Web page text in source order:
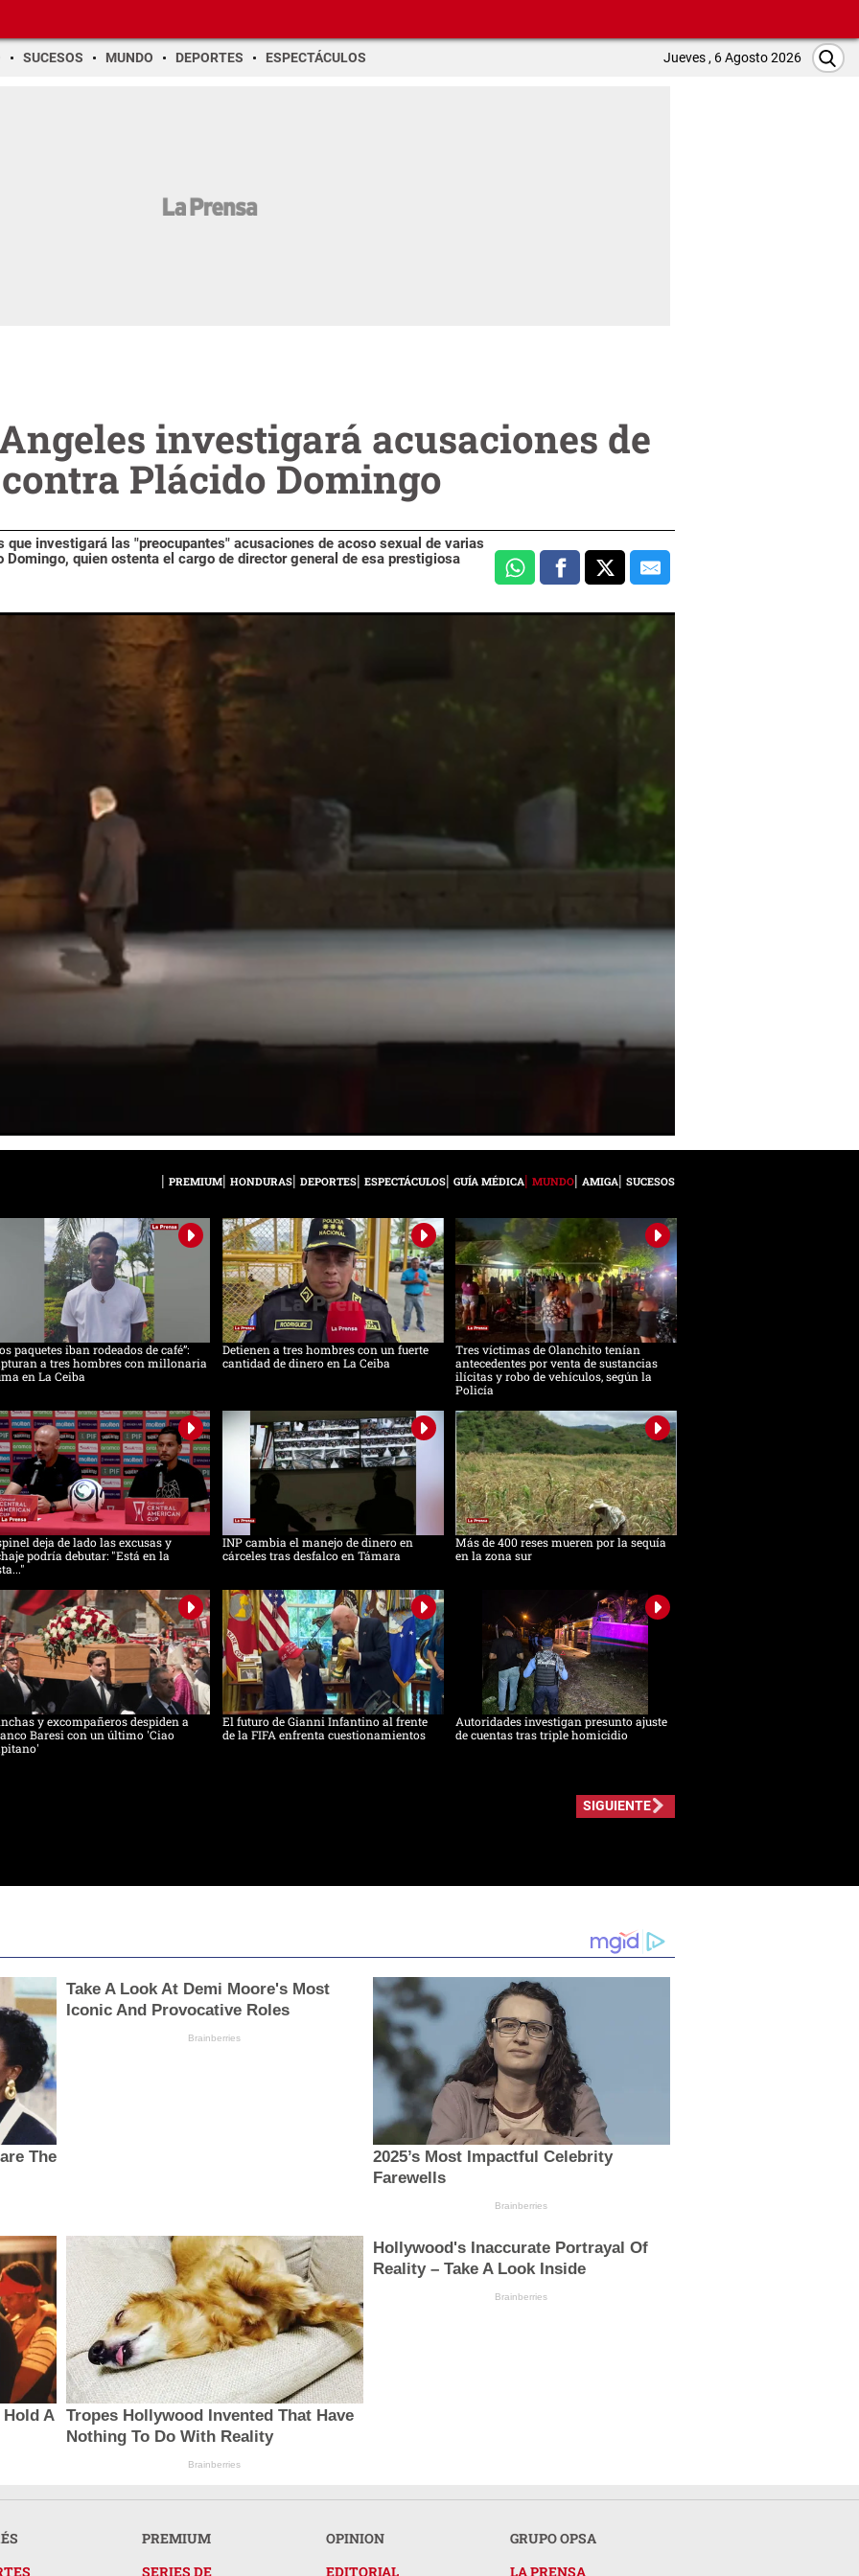
SUCESOS MUNDO DEPORTES ESPECTÁCULOS Jueves , 6 Agosto 2026
investigará acusaciones de
Plácido Domingo
que investigará las "preocupantes" acusaciones de acoso sexual de varias
quien ostenta el cargo de director general de esa prestigiosa
PREMIUM HONDURAS DEPORTES ESPECTÁCULOS GUÍA MÉDICA MUNDO AMIGA SUCESOS
paquetes iban rodeados de café”:
a tres hombres con millonaria
en La Ceiba
Detienen a tres hombres con un fuerte
cantidad de dinero en La Ceiba
Tres víctimas de Olanchito tenían
antecedentes por venta de sustancias
ilícitas y robo de vehículos, según la
Policía
deja de lado las excusas y
podría debutar: "Está en la
INP cambia el manejo de dinero en
cárceles tras desfalco en Támara
Más de 400 reses mueren por la sequía
en la zona sur
y excompañeros despiden a
Baresi con un último 'Ciao
El futuro de Gianni Infantino al frente
de la FIFA enfrenta cuestionamientos
Autoridades investigan presunto ajuste
de cuentas tras triple homicidio
SIGUIENTE
The
Take A Look At Demi Moore's Most
Iconic And Provocative Roles
Brainberries
2025’s Most Impactful Celebrity
Farewells
Brainberries
A
Tropes Hollywood Invented That Have
Nothing To Do With Reality
Brainberries
Hollywood's Inaccurate Portrayal Of
Reality – Take A Look Inside
Brainberries
PREMIUM
SERIES DE
OPINION
EDITORIAL
GRUPO OPSA
LA PRENSA